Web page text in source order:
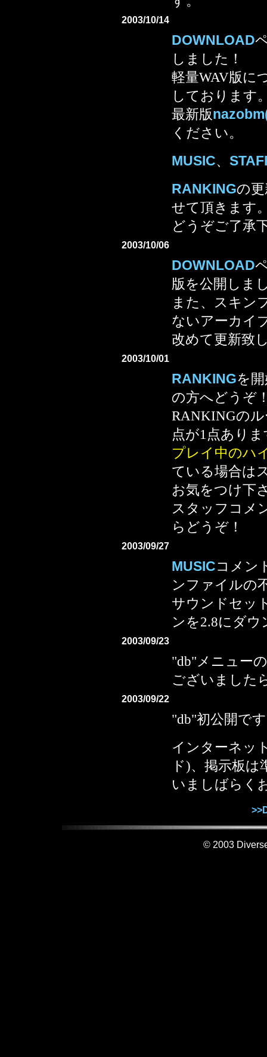
2003/10/14
DOWNLOAD
しました！
軽量WAV版に
しております
最新版
ください。
MUSIC、
RANKINGの
せて頂きます
どうぞご了承
2003/10/06
DOWNLOAD
版を公開しま
また、スキン
ないアーカイ
改めて更新致
2003/10/01
RANKINGを
の方へどうぞ
RANKINGの
点が1点あり
プレイ中のハ
ている場合は
お気をつけ下
スタッフコメ
らどうぞ！
2003/09/27
MUSICコメン
ンファイルの
サウンドセッ
ンを2.8にダ
2003/09/23
"db"メニューの
ございました
2003/09/22
"db"初公開で
インターネッ
ド)、掲示板は
いましばらく
© 2003